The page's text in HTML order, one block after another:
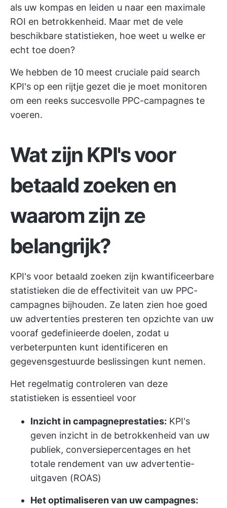
als uw kompas en leiden u naar een maximale
ROI en betrokkenheid. Maar met de vele
beschikbare statistieken, hoe weet u welke er
echt toe doen?
We hebben de 10 meest cruciale paid search
KPI's op een rijtje gezet die je moet monitoren
om een reeks succesvolle PPC-campagnes te
voeren.
Wat zijn KPI's voor
betaald zoeken en
waarom zijn ze
belangrijk?
KPI's voor betaald zoeken zijn kwantificeerbare
statistieken die de effectiviteit van uw PPC-
campagnes bijhouden. Ze laten zien hoe goed
uw advertenties presteren ten opzichte van uw
vooraf gedefinieerde doelen, zodat u
verbeterpunten kunt identificeren en
gegevensgestuurde beslissingen kunt nemen.
Het regelmatig controleren van deze
statistieken is essentieel voor
Inzicht in campagneprestaties: KPI's
geven inzicht in de betrokkenheid van uw
publiek, conversiepercentages en het
totale rendement van uw advertentie-
uitgaven (ROAS)
Het optimaliseren van uw campagnes: